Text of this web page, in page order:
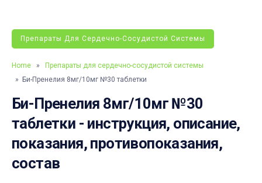
Препараты Для Сердечно-Сосудистой Системы
Home »
Препараты для сердечно-сосудистой системы
» Би-Пренелия 8мг/10мг №30 таблетки
Би-Пренелия 8мг/10мг №30
таблетки - инструкция, описание,
показания, противопоказания,
состав